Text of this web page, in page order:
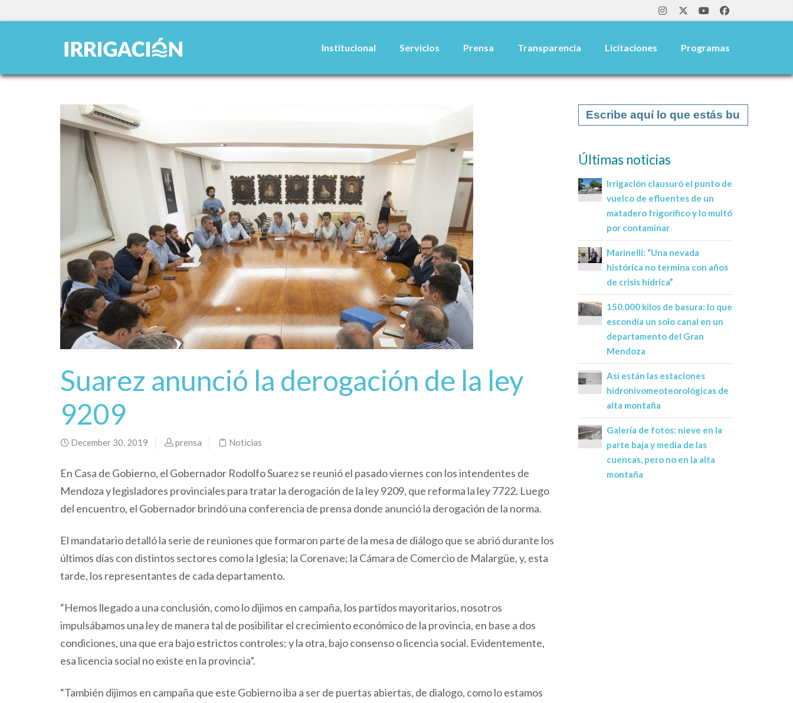
Institucional Servicios Prensa Transparencia Licitaciones Programas
Suarez anunció la derogación de la ley
9209
December 30, 2019 prensa Noticias
En Casa de Gobierno, el Gobernador Rodolfo Suarez se reunió el pasado viernes con los intendentes de
Mendoza y legisladores provinciales para tratar la derogación de la ley 9209, que reforma la ley 7722. Luego
del encuentro, el Gobernador brindó una conferencia de prensa donde anunció la derogación de la norma.
El mandatario detalló la serie de reuniones que formaron parte de la mesa de diálogo que se abrió durante los
últimos días con distintos sectores como la Iglesia; la Corenave; la Cámara de Comercio de Malargüe, y, esta
tarde, los representantes de cada departamento.
“Hemos llegado a una conclusión, como lo dijimos en campaña, los partidos mayoritarios, nosotros
impulsábamos una ley de manera tal de posibilitar el crecimiento económico de la provincia, en base a dos
condiciones, una que era bajo estrictos controles; y la otra, bajo consenso o licencia social. Evidentemente,
esa licencia social no existe en la provincia”.
“También dijimos en campaña que este Gobierno iba a ser de puertas abiertas, de dialogo, como lo estamos
Últimas noticias
Irrigación clausuró el punto de
vuelco de efluentes de un
matadero frigorífico y lo multó
por contaminar
Marinelli: “Una nevada
histórica no termina con años
de crisis hídrica”
150.000 kilos de basura: lo que
escondía un solo canal en un
departamento del Gran
Mendoza
Así están las estaciones
hidronivomeoteorológicas de
alta montaña
Galería de fotos: nieve en la
parte baja y media de las
cuencas, pero no en la alta
montaña